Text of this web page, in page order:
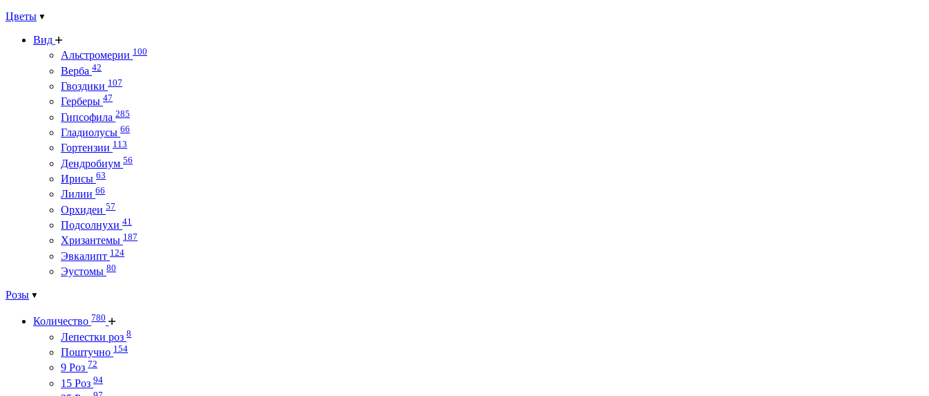
Цветы
Вид
Альстромерии 100
Верба 42
Гвоздики 107
Герберы 47
Гипсофила 285
Гладиолусы 66
Гортензии 113
Дендробиум 56
Ирисы 63
Лилии 66
Орхидеи 57
Подсолнухи 41
Хризантемы 187
Эвкалипт 124
Эустомы 80
Розы
Количество 780
Лепестки роз 8
Поштучно 154
9 Роз 72
15 Роз 94